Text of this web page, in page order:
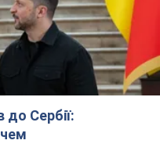
Сербії: